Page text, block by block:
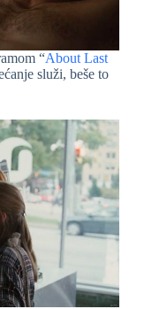
“About Last
služi, beše to